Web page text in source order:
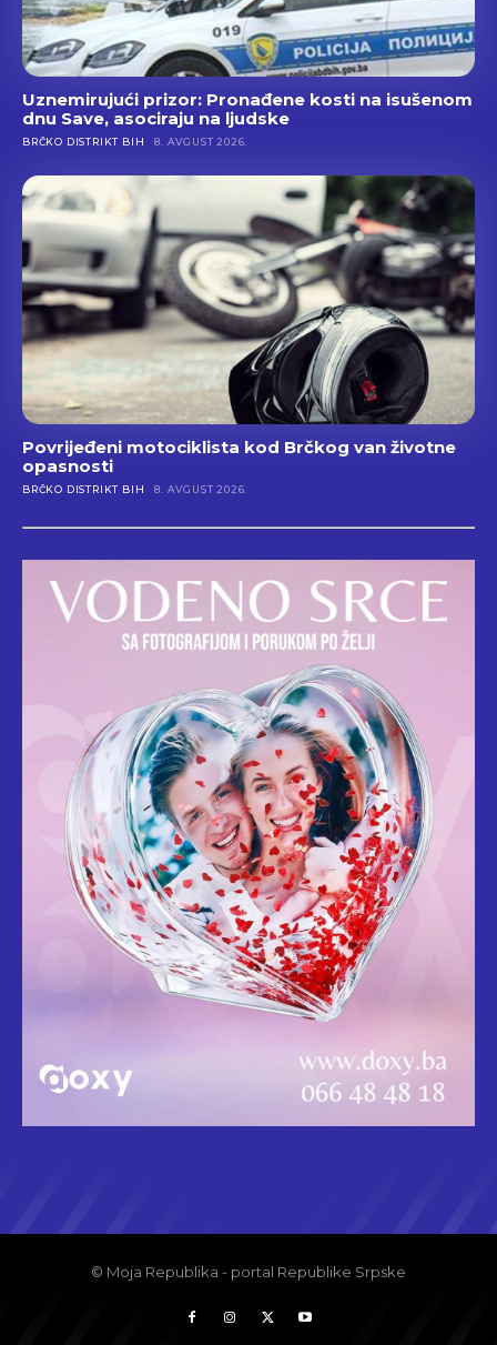
Uznemirujući prizor: Pronađene kosti na isušenom
dnu Save, asociraju na ljudske
BRČKO DISTRIKT BIH 8. AVGUST 2026.
Povrijeđeni motociklista kod Brčkog van životne
opasnosti
BRČKO DISTRIKT BIH 8. AVGUST 2026.
© Moja Republika - portal Republike Srpske